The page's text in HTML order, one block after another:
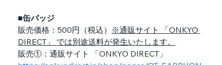
■缶バッジ
販売価格：500円（税込） ※通販サイト 「ONKYO
DIRECT」 では別途送料が発生いたします。
販売①：通販サイト 「ONKYO DIRECT」